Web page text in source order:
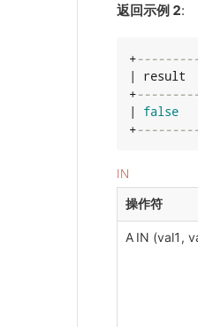
返回示例 2:
+
| result
+
| false
+
IN
操作符
A IN (val1,